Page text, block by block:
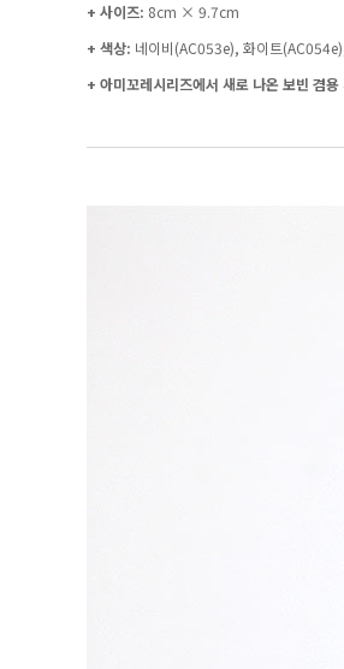
+ 사이즈: 8cm × 9.7cm
+ 색상: 네이비(AC053e), 화이트
+ 아미꼬레시리즈에서 새로 나온 보빈 겸